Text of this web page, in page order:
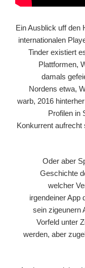
Ein Ausblick uff den
internationalen
Tinder existiert
Plattformen,
damals
Nordens etwa,
warb, 2016
Profilen in
Konkurrent aufrecht
Oder aber
Geschichte
welcher
irgendeiner App
sein zigeunern
Vorfeld unter
werden, aber